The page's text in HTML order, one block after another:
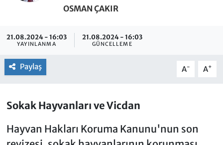
OSMAN ÇAKIR
21.08.2024 - 16:03
YAYINLANMA
21.08.2024 - 16:03
GÜNCELLEME
Paylaş A- A+
Sokak Hayvanları ve Vicdan
Hayvan Hakları Koruma Kanunu'nun son
Tüm Manşetler
Son Dakika Haberleri
Haber Arşivi